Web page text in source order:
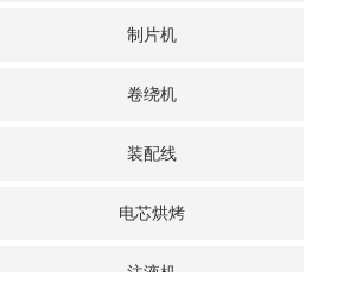
制片机
卷绕机
装配线
电芯烘烤
注液机